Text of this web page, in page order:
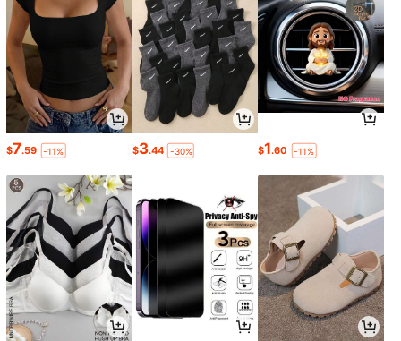
$7.59 -11% $3.44 -30% $1.60 -11%